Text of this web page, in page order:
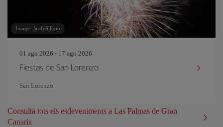
Image: JardyS Foto
01 ago 2026 - 17 ago 2026
Fiestas de San Lorenzo
San Lorenzo
Consulta tots els esdeveniments a Las Palmas de Gran
Canaria